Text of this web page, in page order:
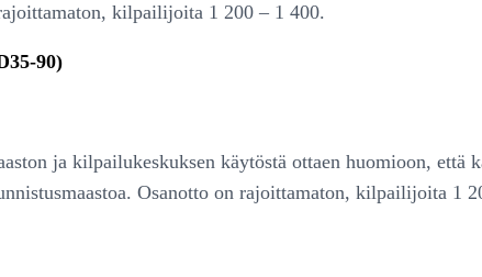
kilpailijoita 1 200 – 1 400.
90)
ja kilpailukeskuksen käytöstä ottaen huomioon,
Osanotto on rajoittamaton, kilpailijoita 1